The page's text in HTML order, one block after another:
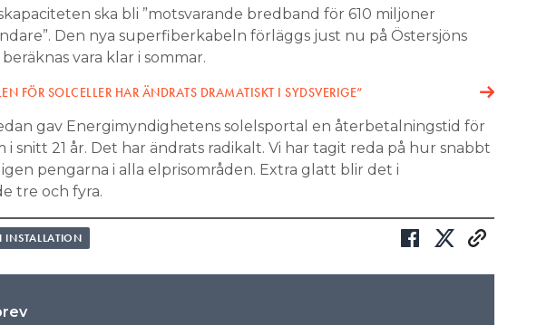
ska bli ”motsvarande bredband för 610 miljoner
Den nya superfiberkabeln förläggs just nu på Östersjöns
vara klar i sommar.
FÖR SOLCELLER HAR ÄNDRATS DRAMATISKT I SYDSVERIGE”
gav Energimyndighetens solelsportal en återbetalningstid för
i snitt 21 år. Det har ändrats radikalt. Vi har tagit reda på hur snabbt
pengarna i alla elprisområden. Extra glatt blir det i
tre och fyra.
INSTALLATION